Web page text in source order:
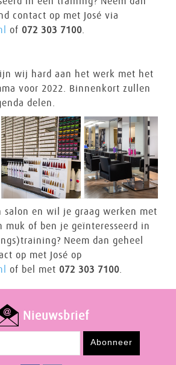
contact op met José via
of 072 303 7100.
wij hard aan het werk met het
voor 2022. Binnenkort zullen
delen.
salon en wil je graag werken met
muk of ben je geïnteresseerd in
Neem dan geheel
op met José op
of bel met 072 303 7100.
Nieuwsbrief
Abonneer